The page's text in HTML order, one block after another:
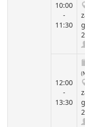
10:00
-
11:30
12:00
-
13:30